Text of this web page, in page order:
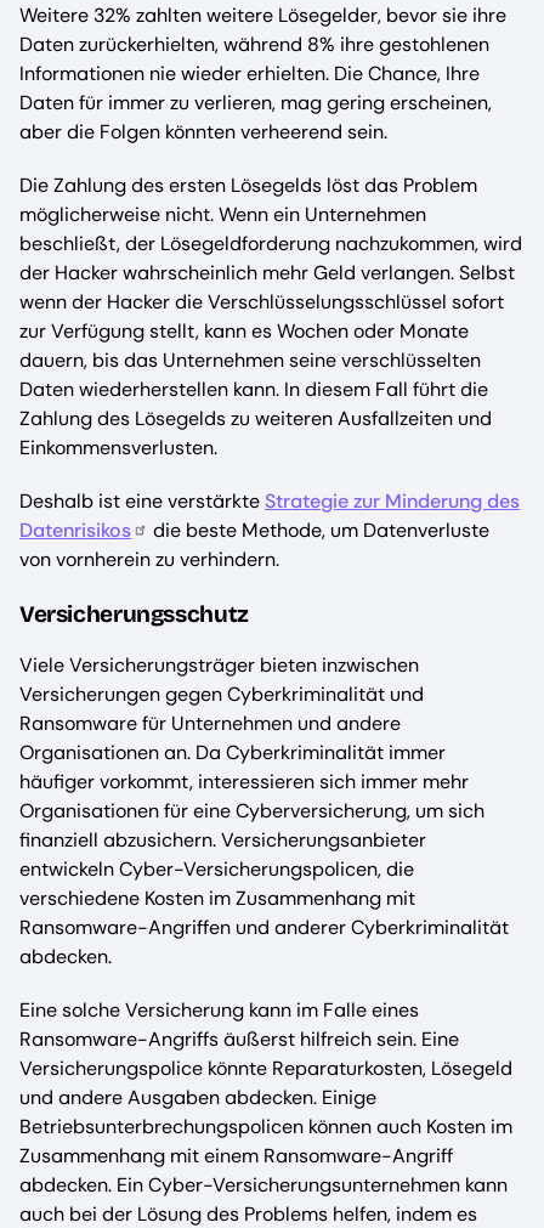
Weitere 32% zahlten weitere Lösegelder, bevor sie ihre
Daten zurückerhielten, während 8% ihre gestohlenen
Informationen nie wieder erhielten. Die Chance, Ihre
Daten für immer zu verlieren, mag gering erscheinen,
aber die Folgen könnten verheerend sein.
Die Zahlung des ersten Lösegelds löst das Problem
möglicherweise nicht. Wenn ein Unternehmen
beschließt, der Lösegeldforderung nachzukommen, wird
der Hacker wahrscheinlich mehr Geld verlangen. Selbst
wenn der Hacker die Verschlüsselungsschlüssel sofort
zur Verfügung stellt, kann es Wochen oder Monate
dauern, bis das Unternehmen seine verschlüsselten
Daten wiederherstellen kann. In diesem Fall führt die
Zahlung des Lösegelds zu weiteren Ausfallzeiten und
Einkommensverlusten.
Deshalb ist eine verstärkteStrategie zur Minderung des
Datenrisikos
die beste Methode, um Datenverluste
von vornherein zu verhindern.
Versicherungsschutz
Viele Versicherungsträger bieten inzwischen
Versicherungen gegen Cyberkriminalität und
Ransomware für Unternehmen und andere
Organisationen an. Da Cyberkriminalität immer
häufiger vorkommt, interessieren sich immer mehr
Organisationen für eine Cyberversicherung, um sich
finanziell abzusichern. Versicherungsanbieter
entwickeln Cyber-Versicherungspolicen, die
verschiedene Kosten im Zusammenhang mit
Ransomware-Angriffen und anderer Cyberkriminalität
abdecken.
Eine solche Versicherung kann im Falle eines
Ransomware-Angriffs äußerst hilfreich sein. Eine
Versicherungspolice könnte Reparaturkosten, Lösegeld
und andere Ausgaben abdecken. Einige
Betriebsunterbrechungspolicen können auch Kosten im
Zusammenhang mit einem Ransomware-Angriff
abdecken. Ein Cyber-Versicherungsunternehmen kann
auch bei der Lösung des Problems helfen, indem es